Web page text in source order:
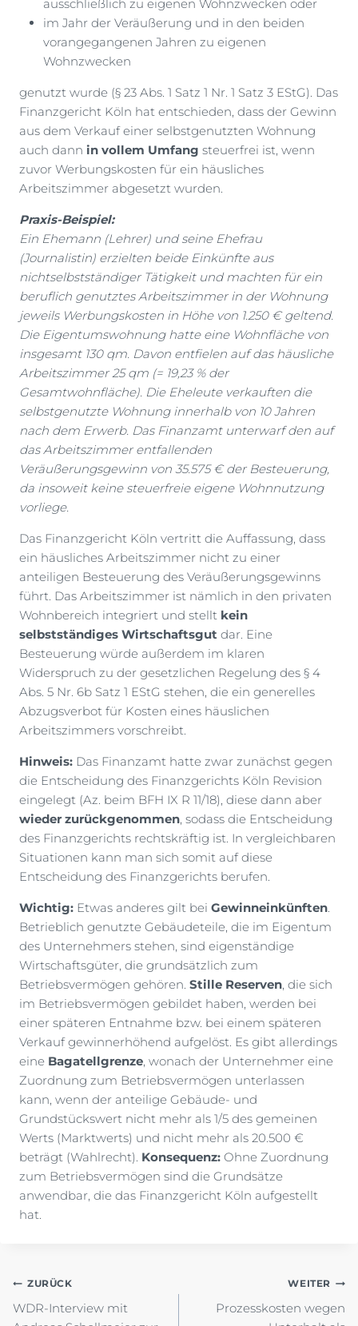
ausschließlich zu eigenen Wohnzwecken oder
im Jahr der Veräußerung und in den beiden
vorangegangenen Jahren zu eigenen
Wohnzwecken
genutzt wurde (§ 23 Abs. 1 Satz 1 Nr. 1 Satz 3 EStG). Das
Finanzgericht Köln hat entschieden, dass der Gewinn
aus dem Verkauf einer selbstgenutzten Wohnung
auch dann in vollem Umfang steuerfrei ist, wenn
zuvor Werbungskosten für ein häusliches
Arbeitszimmer abgesetzt wurden.
Praxis-Beispiel:
Ein Ehemann (Lehrer) und seine Ehefrau
(Journalistin) erzielten beide Einkünfte aus
nichtselbstständiger Tätigkeit und machten für ein
beruflich genutztes Arbeitszimmer in der Wohnung
jeweils Werbungskosten in Höhe von 1.250 € geltend.
Die Eigentumswohnung hatte eine Wohnfläche von
insgesamt 130 qm. Davon entfielen auf das häusliche
Arbeitszimmer 25 qm (= 19,23 % der
Gesamtwohnfläche). Die Eheleute verkauften die
selbstgenutzte Wohnung innerhalb von 10 Jahren
nach dem Erwerb. Das Finanzamt unterwarf den auf
das Arbeitszimmer entfallenden
Veräußerungsgewinn von 35.575 € der Besteuerung,
da insoweit keine steuerfreie eigene Wohnnutzung
vorliege.
Das Finanzgericht Köln vertritt die Auffassung, dass
ein häusliches Arbeitszimmer nicht zu einer
anteiligen Besteuerung des Veräußerungsgewinns
führt. Das Arbeitszimmer ist nämlich in den privaten
Wohnbereich integriert und stellt kein
selbstständiges Wirtschaftsgut dar. Eine
Besteuerung würde außerdem im klaren
Widerspruch zu der gesetzlichen Regelung des § 4
Abs. 5 Nr. 6b Satz 1 EStG stehen, die ein generelles
Abzugsverbot für Kosten eines häuslichen
Arbeitszimmers vorschreibt.
Hinweis: Das Finanzamt hatte zwar zunächst gegen
die Entscheidung des Finanzgerichts Köln Revision
eingelegt (Az. beim BFH IX R 11/18), diese dann aber
wieder zurückgenommen, sodass die Entscheidung
des Finanzgerichts rechtskräftig ist. In vergleichbaren
Situationen kann man sich somit auf diese
Entscheidung des Finanzgerichts berufen.
Wichtig: Etwas anderes gilt bei Gewinneinkünften.
Betrieblich genutzte Gebäudeteile, die im Eigentum
des Unternehmers stehen, sind eigenständige
Wirtschaftsgüter, die grundsätzlich zum
Betriebsvermögen gehören. Stille Reserven, die sich
im Betriebsvermögen gebildet haben, werden bei
einer späteren Entnahme bzw. bei einem späteren
Verkauf gewinnerhöhend aufgelöst. Es gibt allerdings
eine Bagatellgrenze, wonach der Unternehmer eine
Zuordnung zum Betriebsvermögen unterlassen
kann, wenn der anteilige Gebäude- und
Grundstückswert nicht mehr als 1/5 des gemeinen
Werts (Marktwerts) und nicht mehr als 20.500 €
beträgt (Wahlrecht). Konsequenz: Ohne Zuordnung
zum Betriebsvermögen sind die Grundsätze
anwendbar, die das Finanzgericht Köln aufgestellt
hat.
Beitragsnavigation
ZURÜCK
WDR-Interview mit
WEITER
Prozesskosten wegen